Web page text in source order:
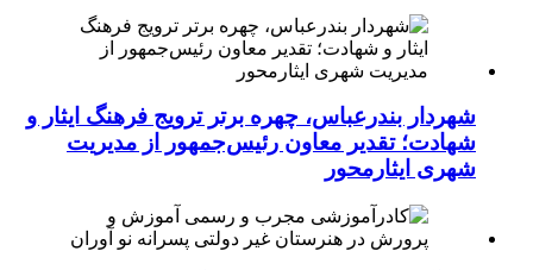
شهردار بندرعباس، چهره برتر ترویج فرهنگ ایثار و
شهادت؛ تقدیر معاون رئیس‌جمهور از مدیریت
شهری ایثارمحور